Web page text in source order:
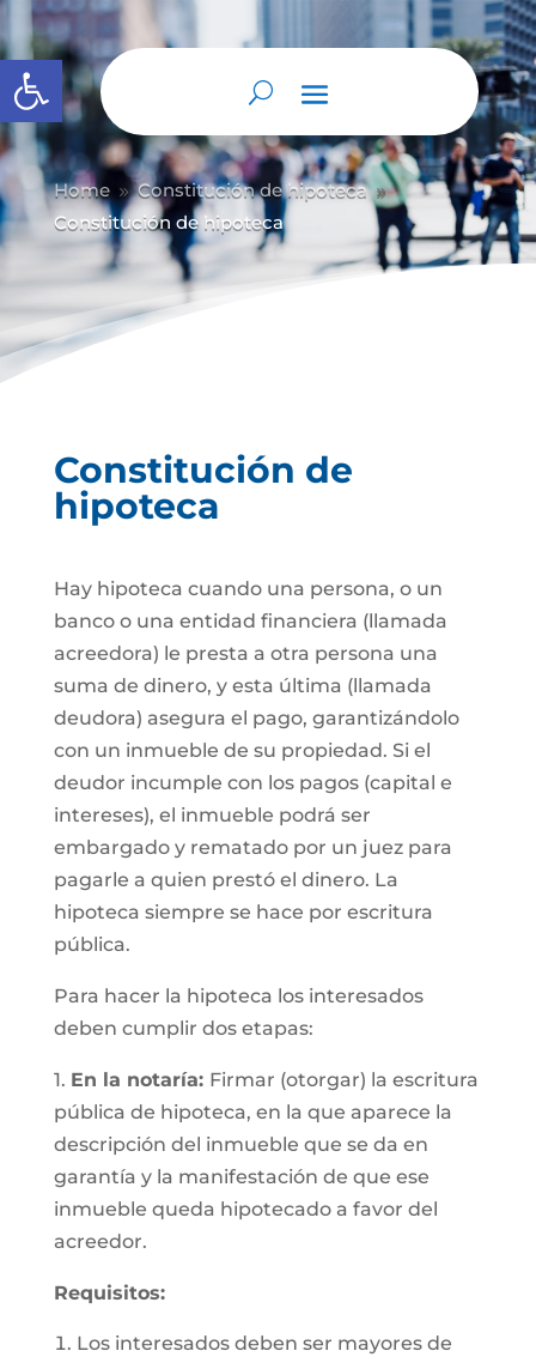
Abrir barra de herramientas
Home 9 Constitución de hipoteca 9
Constitución de hipoteca
Constitución de
hipoteca
Hay hipoteca cuando una persona, o un
banco o una entidad financiera (llamada
acreedora) le presta a otra persona una
suma de dinero, y esta última (llamada
deudora) asegura el pago, garantizándolo
con un inmueble de su propiedad. Si el
deudor incumple con los pagos (capital e
intereses), el inmueble podrá ser
embargado y rematado por un juez para
pagarle a quien prestó el dinero. La
hipoteca siempre se hace por escritura
pública.
Para hacer la hipoteca los interesados
deben cumplir dos etapas:
1. En la notaría: Firmar (otorgar) la escritura
pública de hipoteca, en la que aparece la
descripción del inmueble que se da en
garantía y la manifestación de que ese
inmueble queda hipotecado a favor del
acreedor.
Requisitos:
Los interesados deben ser mayores de